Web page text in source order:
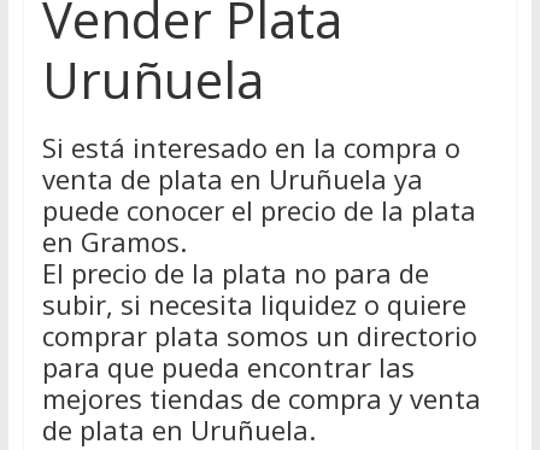
Vender Plata
Uruñuela
Si está interesado en la compra o
venta de plata en Uruñuela ya
puede conocer el precio de la plata
en Gramos.
El precio de la plata no para de
subir, si necesita liquidez o quiere
comprar plata somos un directorio
para que pueda encontrar las
mejores tiendas de compra y venta
de plata en Uruñuela.